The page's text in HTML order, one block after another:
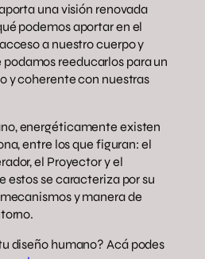
una visión renovada
podemos aportar en el
a nuestro cuerpo y
reeducarlos para un
y coherente con nuestras
energéticamente existen
entre los que figuran: el
el Proyector y el
estos se caracteriza por su
y manera de
diseño humano? Acá podes